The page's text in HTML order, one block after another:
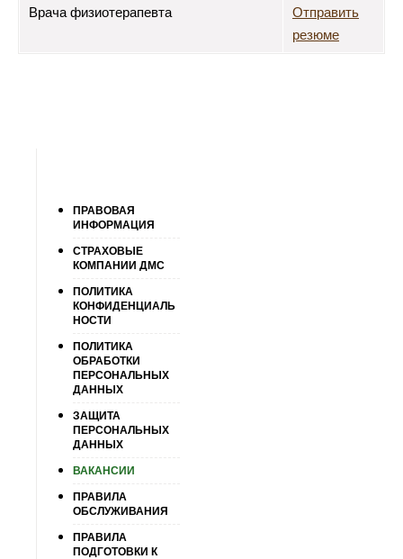
Врача физиотерапевта
Отправить
резюме
ПРАВОВАЯ
ИНФОРМАЦИЯ
СТРАХОВЫЕ
КОМПАНИИ ДМС
ПОЛИТИКА
КОНФИДЕНЦИАЛЬ
НОСТИ
ПОЛИТИКА
ОБРАБОТКИ
ПЕРСОНАЛЬНЫХ
ДАННЫХ
ЗАЩИТА
ПЕРСОНАЛЬНЫХ
ДАННЫХ
ВАКАНСИИ
ПРАВИЛА
ОБСЛУЖИВАНИЯ
ПРАВИЛА
ПОДГОТОВКИ К